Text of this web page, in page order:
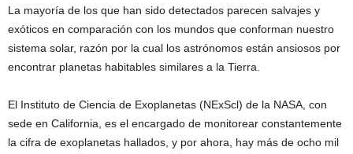
La mayoría de los que han sido detectados parecen salvajes y
exóticos en comparación con los mundos que conforman nuestro
sistema solar, razón por la cual los astrónomos están ansiosos por
encontrar planetas habitables similares a la Tierra.
El Instituto de Ciencia de Exoplanetas (NExScl) de la NASA, con
sede en California, es el encargado de monitorear constantemente
la cifra de exoplanetas hallados, y por ahora, hay más de ocho mil